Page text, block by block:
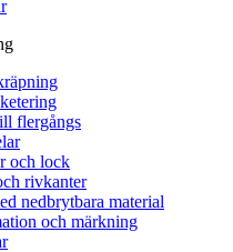
flergångs
och lock
rivkanter
nedbrytbara material
och märkning